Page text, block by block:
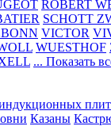
ROBERT
SCHOTT
VICTOR
WUESTHOF
... Показать
плит
Казаны